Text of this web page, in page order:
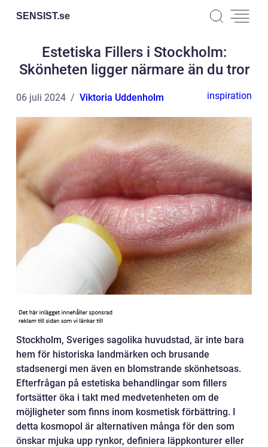
SENSIST.se
Estetiska Fillers i Stockholm:
Skönheten ligger närmare än du tror
06 juli 2024 Viktoria Uddenholm inspiration
Stockholm, Sveriges sagolika huvudstad, är inte bara
hem för historiska landmärken och brusande
stadsenergi men även en blomstrande skönhetsoas.
Efterfrågan på estetiska behandlingar som fillers
fortsätter öka i takt med medvetenheten om de
möjligheter som finns inom kosmetisk förbättring. I
detta kosmopol är alternativen många för den som
önskar mjuka upp rynkor, definiera läppkonturer eller